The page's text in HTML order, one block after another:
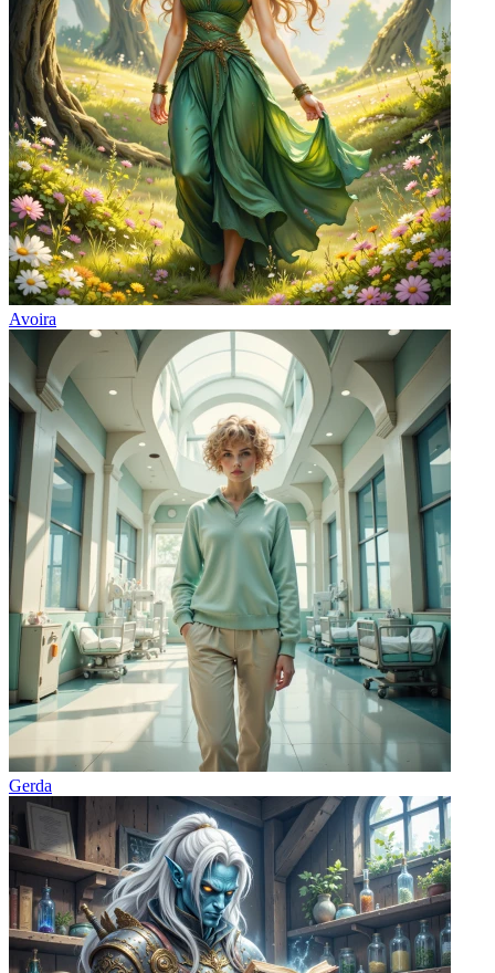
Avoira
Gerda